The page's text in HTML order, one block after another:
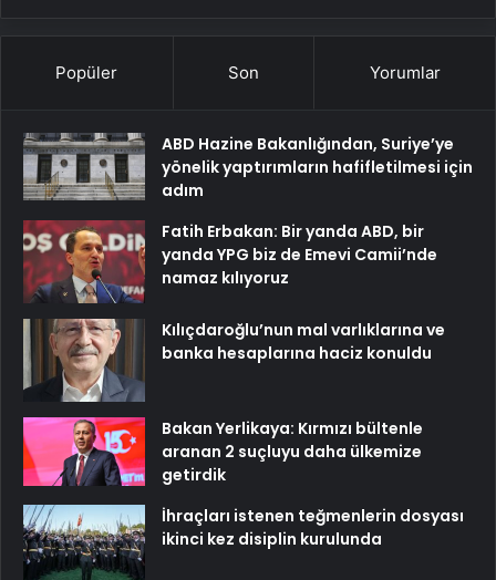
Popüler Son Yorumlar
ABD Hazine Bakanlığından, Suriye’ye
yönelik yaptırımların hafifletilmesi için
adım
Fatih Erbakan: Bir yanda ABD, bir
yanda YPG biz de Emevi Camii’nde
namaz kılıyoruz
Kılıçdaroğlu’nun mal varlıklarına ve
banka hesaplarına haciz konuldu
Bakan Yerlikaya: Kırmızı bültenle
aranan 2 suçluyu daha ülkemize
getirdik
İhraçları istenen teğmenlerin dosyası
ikinci kez disiplin kurulunda